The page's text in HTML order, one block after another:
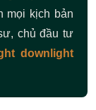
mọi kịch bản
chủ đầu tư
downlight